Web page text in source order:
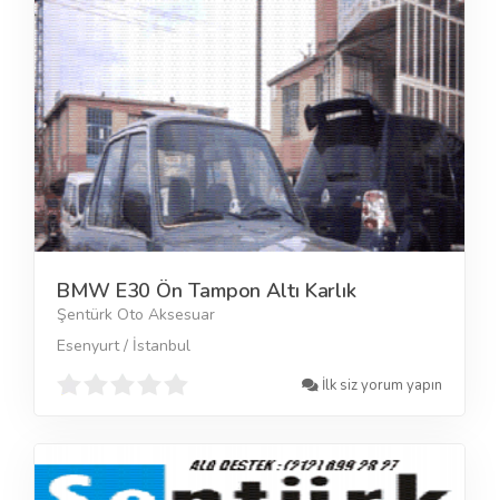
BMW E30 Ön Tampon Altı Karlık
Şentürk Oto Aksesuar
Esenyurt / İstanbul
İlk siz yorum yapın